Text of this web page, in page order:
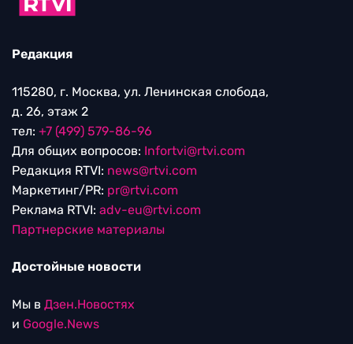
Редакция
115280, г. Москва, ул. Ленинская слобода,
д. 26, этаж 2
тел: +7 (499) 579-86-96
Для общих вопросов: Infortvi@rtvi.com
Редакция RTVI: news@rtvi.com
Маркетинг/PR: pr@rtvi.com
Реклама RTVI: adv-eu@rtvi.com
Партнерские материалы
Достойные новости
Мы в Дзен.Новостях
и Google.News